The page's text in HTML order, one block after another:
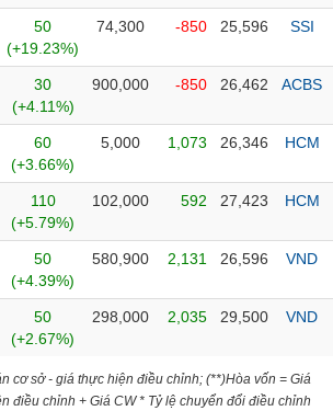
50
(+19.23%)
74,300 -850 25,596 SSI
30
(+4.11%)
900,000 -850 26,462 ACBS
60
(+3.66%)
5,000 1,073 26,346 HCM
110
(+5.79%)
102,000 592 27,423 HCM
50
(+4.39%)
580,900 2,131 26,596 VND
50
(+2.67%)
298,000 2,035 29,500 VND
cơ sở - giá thực hiện điều chỉnh; (**)Hòa vốn = Giá
điều chỉnh + Giá CW * Tỷ lệ chuyển đổi điều chỉnh